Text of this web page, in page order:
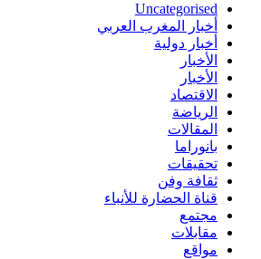
Uncategorised
أخبار المغرب العربي
أخبار دولية
الأخبار
الأخبار
الاقتصاد
الرياضة
المقالات
بانوراما
تحقيقات
ثقافة وفن
قناة الحضارة للأنباء
مجتمع
مقابلات
مواقع